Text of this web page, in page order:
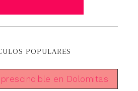
POPULARES
en Dolomitas